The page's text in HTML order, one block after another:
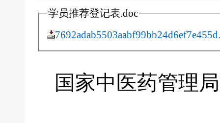
学员推荐登记表.doc
国家中医药管理